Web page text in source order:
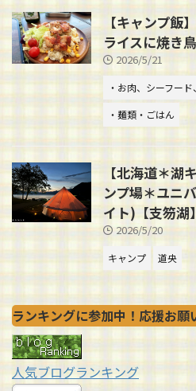
【キャンプ飯
ライスに焼き
2026/5/21
・お肉、シーフード
・麺類・ごはん
【北海道＊湖
ンプ場＊ユニ
イト)【支笏湖】
2026/5/20
キャンプ 道央
ランキングに参加中！応援お願
人気ブログランキング